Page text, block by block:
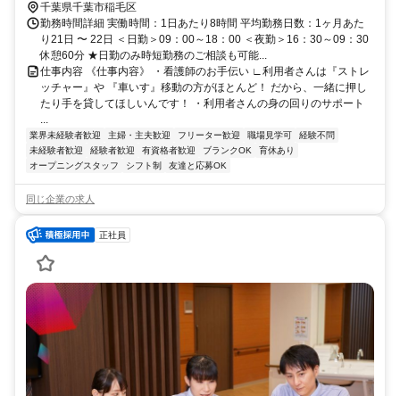
千葉県千葉市稲毛区
勤務時間詳細 実働時間：1日あたり8時間 平均勤務日数：1ヶ月あた
り21日 〜 22日 ＜日勤＞09：00～18：00 ＜夜勤＞16：30～09：30
休憩60分 ★日勤のみ時短勤務のご相談も可能...
仕事内容 《仕事内容》 ・看護師のお手伝い ∟利用者さんは『ストレ
ッチャー』や 『車いす』移動の方がほとんど！ だから、一緒に押し
たり手を貸してほしいんです！ ・利用者さんの身の回りのサポート
...
業界未経験者歓迎 主婦・主夫歓迎 フリーター歓迎 職場見学可
経験不問
未経験者歓迎
経験者歓迎 有資格者歓迎 ブランクOK
育休あり
オープニングスタッフ
シフト制 友達と応募OK
同じ企業の求人
正社員